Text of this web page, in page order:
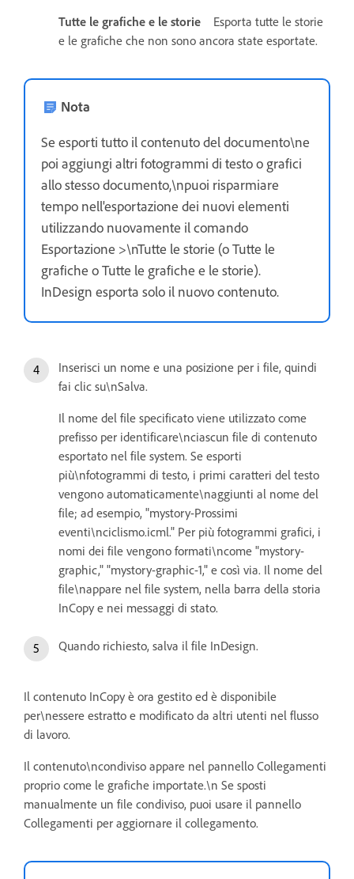
Tutte le grafiche e le storie
Esporta tutte le storie
e le grafiche che non sono ancora state esportate.
Nota
Se esporti tutto il contenuto del documento\ne
poi aggiungi altri fotogrammi di testo o grafici
allo stesso documento,\npuoi risparmiare
tempo nell'esportazione dei nuovi elementi
utilizzando nuovamente il comando
Esportazione >\nTutte le storie (o Tutte le
grafiche o Tutte le grafiche e le storie).
InDesign esporta solo il nuovo contenuto.
Inserisci un nome e una posizione per i file, quindi
fai clic su\nSalva.
Il nome del file specificato viene utilizzato come
prefisso per identificare\nciascun file di contenuto
esportato nel file system. Se esporti
più\nfotogrammi di testo, i primi caratteri del testo
vengono automaticamente\naggiunti al nome del
file; ad esempio, "mystory-Prossimi
eventi\nciclismo.icml." Per più fotogrammi grafici, i
nomi dei file vengono formati\ncome "mystory-
graphic," "mystory-graphic-1," e così via. Il nome del
file\nappare nel file system, nella barra della storia
InCopy e nei messaggi di stato.
Quando richiesto, salva il file InDesign.
Il contenuto InCopy è ora gestito ed è disponibile
per\nessere estratto e modificato da altri utenti nel flusso
di lavoro.
Il contenuto\ncondiviso appare nel pannello Collegamenti
proprio come le grafiche importate.\n Se sposti
manualmente un file condiviso, puoi usare il pannello
Collegamenti per aggiornare il collegamento.